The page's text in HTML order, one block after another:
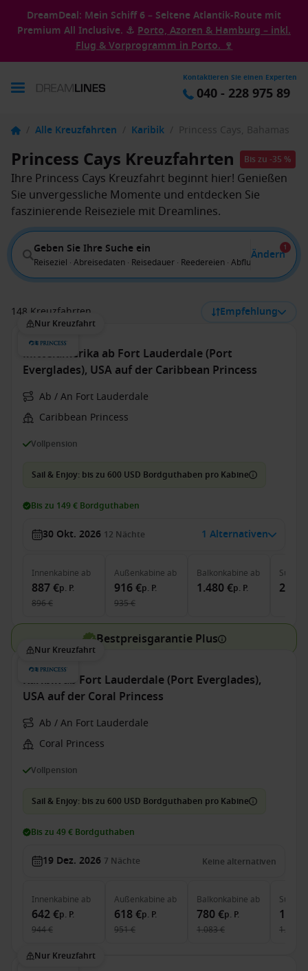
DreamDeal: Mein Schiff 6 – Seltene Atlantik-Route mit
Premium All Inclusive. ⚓ Porto, Azoren & Hamburg – inkl.
Flug & Vorprogramm in Porto. 🍷
Kontaktieren Sie einen Experten
040 - 228 975 89
/ Alle Kreuzfahrten / Karibik / Princess Cays, Bahamas
Princess Cays Kreuzfahrten Bis zu -35 %
Ihre Princess Cays Kreuzfahrt beginnt hier! Genießen
Sie unvergessliche Momente und entdecken Sie
faszinierende Reiseziele mit Dreamlines.
Geben Sie Ihre Suche ein
Reiseziel · Abreisedaten · Reisedauer · Reedereien · Abflug von
Ändern
1
148 Kreuzfahrten Empfehlung
Nur Kreuzfahrt
Mittelamerika ab Fort Lauderdale (Port
Everglades), USA auf der Caribbean Princess
Ab / An Fort Lauderdale
Caribbean Princess
Vollpension
Sail & Enjoy: bis zu 600 USD Bordguthaben pro Kabine
Bis zu 149 € Bordguthaben
30 Okt. 2026 12 Nächte 1 Alternativen
Innenkabine ab
887 €p. P.
896 €
Außenkabine ab
916 €p. P.
935 €
Balkonkabine ab
1.480 €p. P.
Suite
Bestpreisgarantie Plus
Nur Kreuzfahrt
Karibik ab Fort Lauderdale (Port Everglades),
USA auf der Coral Princess
Ab / An Fort Lauderdale
Coral Princess
Vollpension
Sail & Enjoy: bis zu 600 USD Bordguthaben pro Kabine
Bis zu 49 € Bordguthaben
19 Dez. 2026 7 Nächte Keine alternativen
Innenkabine ab
642 €p. P.
944 €
Außenkabine ab
618 €p. P.
951 €
Balkonkabine ab
780 €p. P.
1.083 €
Suite
1.591 €
Nur Kreuzfahrt